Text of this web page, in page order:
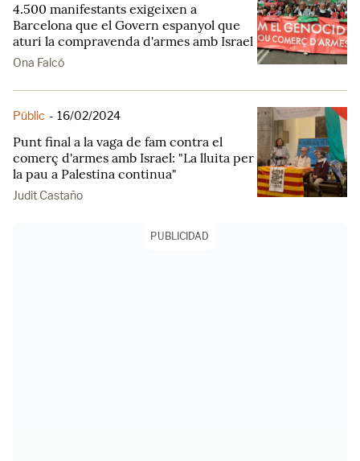
4.500 manifestants exigeixen a
Barcelona que el Govern espanyol que
aturi la compravenda d'armes amb Israel
Ona Falcó
Públic - 16/02/2024
Punt final a la vaga de fam contra el
comerç d'armes amb Israel: "La lluita per
la pau a Palestina continua"
Judit Castaño
PUBLICIDAD